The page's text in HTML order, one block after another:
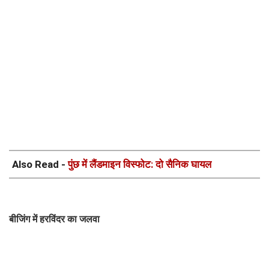
Also Read -पुंछ में लैंडमाइन विस्फोट: दो सैनिक घायल
बीजिंग में हरविंदर का जलवा